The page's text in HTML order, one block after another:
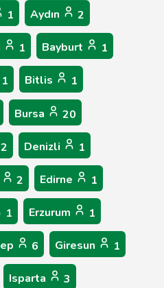
1 Aydın 2
1 Bayburt 1
1 Bitlis 1
Bursa 20
2 Denizli 1
2 Edirne 1
1 Erzurum 1
6 Giresun 1
Isparta 3